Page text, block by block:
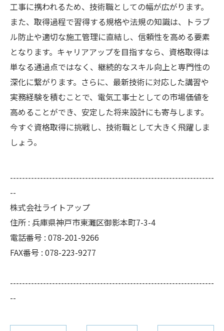
工事に携われるため、技術職としての幅が広がります。
また、取得過程で習得する規格や法規の知識は、トラブ
ル防止や適切な施工管理に直結し、信頼性を高める要素
となります。キャリアアップを目指すなら、資格取得は
単なる通過点ではなく、継続的なスキル向上と専門性の
深化に繋がります。さらに、最新技術に対応した講習や
実務経験を積むことで、電気工事士としての市場価値を
高めることができ、安定した将来設計にも寄与します。
今すぐ資格取得に挑戦し、技術職として大きく飛躍しま
しょう。
--------------------------------------------------------------------
--
株式会社ライトアップ
住所 : 兵庫県神戸市東灘区御影本町7-3-4
電話番号 : 078-201-9266
FAX番号 : 078-223-9277
--------------------------------------------------------------------
--